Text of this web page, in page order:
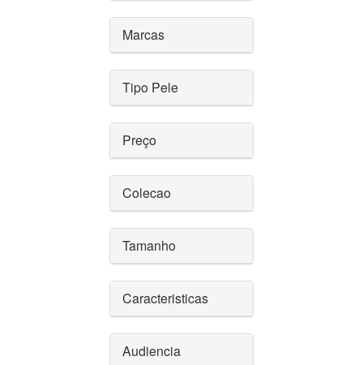
Marcas
Tipo Pele
Preço
Colecao
Tamanho
Caracteristicas
Audiencia